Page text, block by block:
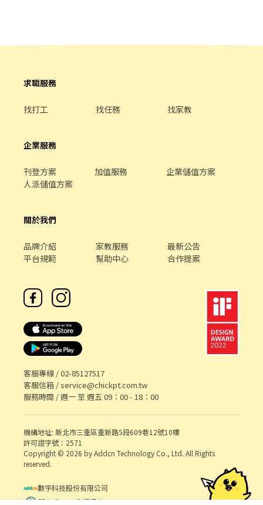
求職服務
找打工 找任務 找家教
企業服務
刊登方案 加值服務
企業儲值方案
人派儲值方案
關於我們
品牌介紹 家教服務
最新公告
平台規範
幫助中心 合作提案
客服專線 /02-85127517
客服信箱 /service@chickpt.com.tw
服務時間 / 週一 至 週五 09：00 - 18：00
機構地址: 新北市三重區重新路5段609巷12號10樓
許可證字號：2571
Copyright © 2026 by Addcn Technology Co., Ltd. All Rights
reserved.
數字科技股份有限公司
鄧白氏 ESG 永續標章